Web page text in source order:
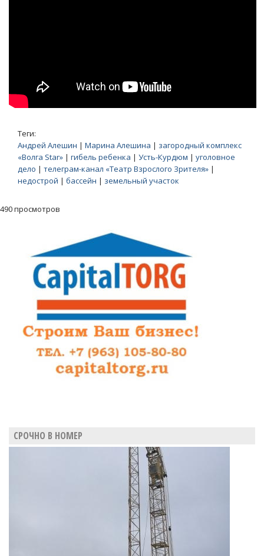
Теги:
Андрей Алешин | Марина Алешина | загородный комплекс
«Волга Star» | гибель ребенка | Усть-Курдюм | уголовное
дело | телеграм-канал «Театр Взрослого Зрителя» |
недострой | бассейн | земельный участок
490 просмотров
СРОЧНО В НОМЕР